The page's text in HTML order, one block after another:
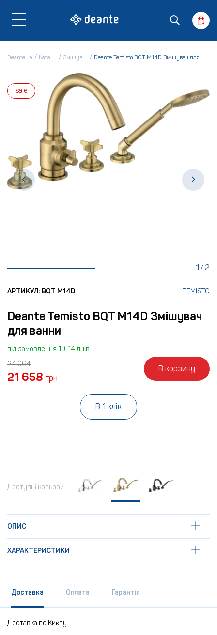
Deante.ua Каталог Змішувачі Deante Temisto BQT M14D Змішувач для ванни
sale
1 /2
АРТИКУЛ: BQT M14D TEMISTO
Deante Temisto BQT M14D Змішувач
для ванни
під замовлення 10-14 днів
24 064
21 658 грн
В корзину
В 1 клік
Доступні кольори:
ОПИС
ХАРАКТЕРИСТИКИ
Доставка Оплата Гарантія
Доставка по Києву